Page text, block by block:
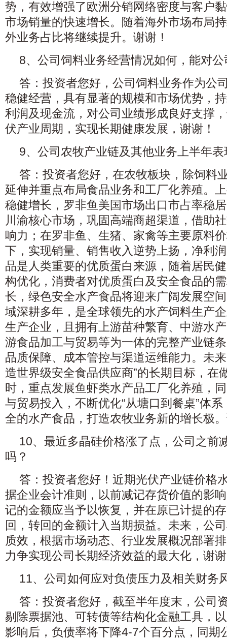
势，有效增强了欧洲分销网络密度与客户
市场销量的快速增长。随着海外市场布局
外业务占比将继续提升。谢谢！
8、公司饲料业务经营情况如何，能对
答：投资者您好，公司饲料业务作为公
稳健经营，具有显著的规模和市场优势，
利润及现金流，对公司业绩形成良好支撑
伏产业周期，实现长期健康发展，谢谢！
9、公司农牧产业链及其他业务上半年
答：投资者您好，在农牧板块，除饲料
延伸并重点布局食品业务和工厂化养殖。
稳健增长，罗非鱼美国市场出口市占率稳
川渝核心市场，巩固高端商超渠道，借助
响力；在罗非鱼、生猪、家禽等主要原料
下，实现销量、销售收入逆势上扬，净利
品是人类重要的优质蛋白来源，随着居民
构优化，消费者对优质蛋白及安全食品的
长，绿色安全水产食品将迎来广阔发展空
域深耕多年，是全球领先的水产饲料生产
生产企业，且拥有上游苗种繁育、中游水
游食品加工与贸易等为一体的完整产业链
品质保障、成本管控与渠道运维能力。未
造世界级安全食品供应商”的长期目标，在
时，重点发展鱼虾类水产品工厂化养殖，
与贸易投入，不断优化“从塘口到餐桌”体
全的水产食品，打造农牧业务新的增长极
10、最近多晶硅价格涨了点，公司之前
吗？
答：投资者您好！近期光伏产业链价格
据企业会计准则，以前减记存货价值的影
记的金额应当予以恢复，并在原已计提的
回，转回的金额计入当期损益。未来，公
质效，根据市场动态、行业发展概况部署
力争实现公司长期经济效益的最大化，谢
11、公司如何应对负债压力及相关财务
答：投资者您好，截至半年度末，公司
剔除票据池、可转债等结构化金融工具，
影响后，负债率将下降4-7个百分点，同期